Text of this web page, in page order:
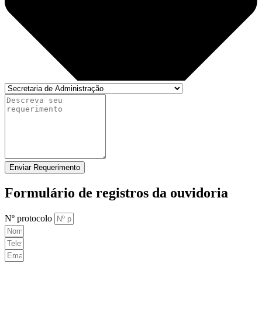
Enviar Requerimento
Formulário de registros da ouvidoria
Nº protocolo